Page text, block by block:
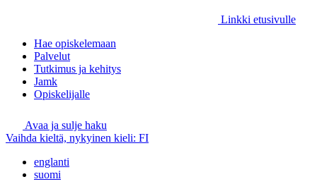
Linkki etusivulle
Hae opiskelemaan
Palvelut
Tutkimus ja kehitys
Jamk
Opiskelijalle
Avaa ja sulje haku
Vaihda kieltä, nykyinen kieli: FI
englanti
suomi